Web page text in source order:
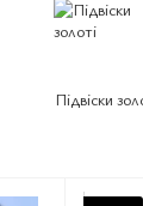
Підвіски